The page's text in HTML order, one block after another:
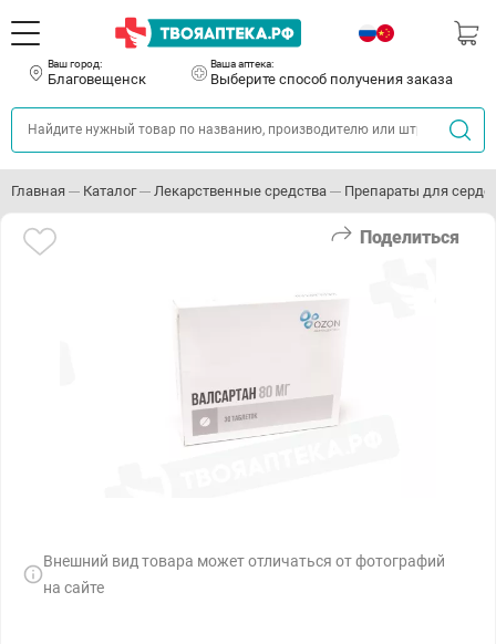
Ваш город:
Благовещенск
Ваша аптека:
Выберите способ получения заказа
Главная Каталог Лекарственные средства Препараты для
Поделиться
Внешний вид товара может отличаться от фотографий
на сайте